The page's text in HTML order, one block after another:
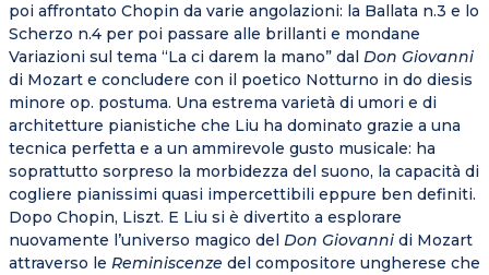
poi affrontato Chopin da varie angolazioni: la Ballata n.3 e lo
Scherzo n.4 per poi passare alle brillanti e mondane
Variazioni sul tema “La ci darem la mano” dal Don Giovanni
di Mozart e concludere con il poetico Notturno in do diesis
minore op. postuma. Una estrema varietà di umori e di
architetture pianistiche che Liu ha dominato grazie a una
tecnica perfetta e a un ammirevole gusto musicale: ha
soprattutto sorpreso la morbidezza del suono, la capacità di
cogliere pianissimi quasi impercettibili eppure ben definiti.
Dopo Chopin, Liszt. E Liu si è divertito a esplorare
nuovamente l’universo magico del Don Giovanni di Mozart
attraverso le Reminiscenze del compositore ungherese che